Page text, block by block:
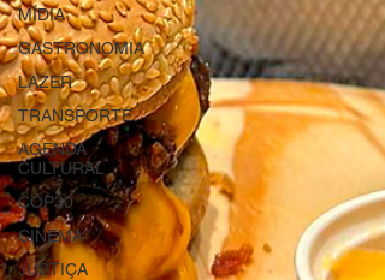
MÍDIA
GASTRONOMIA
LAZER
TRANSPORTE
AGENDA
CULTURAL
COP30
CINEMA
JUSTIÇA